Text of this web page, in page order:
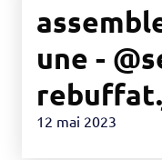
une -
12 mai 2023